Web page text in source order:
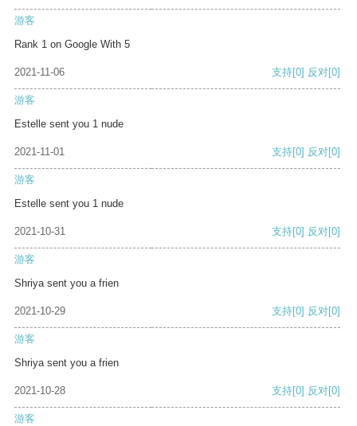
游客
Rank 1 on Google With 5
2021-11-06 支持[0] 反对[0]
游客
Estelle sent you 1 nude
2021-11-01 支持[0] 反对[0]
游客
Estelle sent you 1 nude
2021-10-31 支持[0] 反对[0]
游客
Shriya sent you a frien
2021-10-29 支持[0] 反对[0]
游客
Shriya sent you a frien
2021-10-28 支持[0] 反对[0]
游客